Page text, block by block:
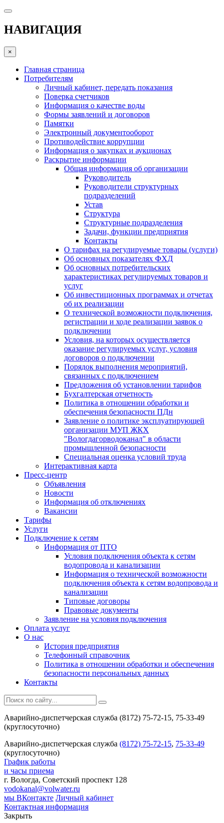
НАВИГАЦИЯ
×
Главная страница
Потребителям
Личный кабинет, передать показания
Поверка счетчиков
Информация о качестве воды
Формы заявлений и договоров
Памятки
Электронный документооборот
Противодействие коррупции
Информация о закупках и аукционах
Раскрытие информации
Общая информация об организации
Руководитель
Руководители структурных
подразделений
Устав
Структура
Структурные подразделения
Задачи, функции предприятия
Контакты
О тарифах на регулируемые товары (услуги)
Об основных показателях ФХД
Об основных потребительских
характеристиках регулируемых товаров и
услуг
Об инвестиционных программах и отчетах
об их реализации
О технической возможности подключения,
регистрации и ходе реализации заявок о
подключении
Условия, на которых осуществляется
оказание регулируемых услуг, условия
договоров о подключении
Порядок выполнения мероприятий,
связанных с подключением
Предложения об установлении тарифов
Бухгалтерская отчетность
Политика в отношении обработки и
обеспечения безопасности ПДн
Заявление о политике эксплуатирующей
организации МУП ЖКХ
"Вологдагорводоканал" в области
промышленной безопасности
Специальная оценка условий труда
Интерактивная карта
Пресс-центр
Объявления
Новости
Информация об отключениях
Вакансии
Тарифы
Услуги
Подключение к сетям
Информация от ПТО
Условия подключения объекта к сетям
водопровода и канализации
Информация о технической возможности
подключения объекта к сетям водопровода и
канализации
Типовые договоры
Правовые документы
Заявление на условия подключения
Оплата услуг
О нас
История предприятия
Телефонный справочник
Политика в отношении обработки и обеспечения
безопасности персональных данных
Контакты
Аварийно-диспетчерская служба (8172) 75-72-15, 75-33-49
(круглосуточно)
Аварийно-диспетчерская служба (8172) 75-72-15, 75-33-49
(круглосуточно)
График работы
и часы приема
г. Вологда, Советский проспект 128
vodokanal@volwater.ru
мы ВКонтакте Личный кабинет
Контактная информация
Закрыть